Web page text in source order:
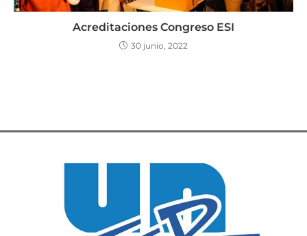
Acreditaciones Congreso ESI
30 junio, 2022